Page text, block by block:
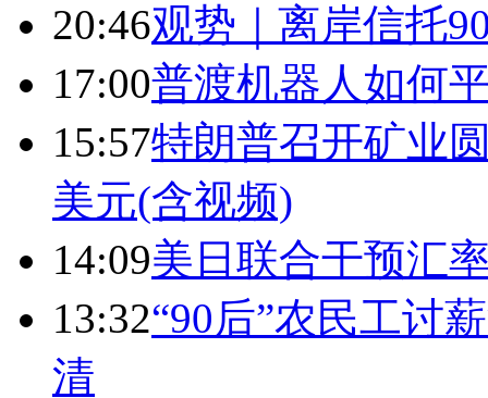
20:46观势｜离岸信托
17:00普渡机器人如何
15:57特朗普召开矿业
美元(含视频)
14:09美日联合干预汇
13:32“90后”农民工讨
清